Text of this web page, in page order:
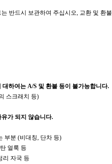
반드시 보관하여 주십시오,
교환 및 환불
하여는 A/S 및 환불 등이 불가능합니다.
스크래치 등)
가 되지 않습니다.
부분 (비대칭, 단차 등)
얼룩 등
리 자국 등